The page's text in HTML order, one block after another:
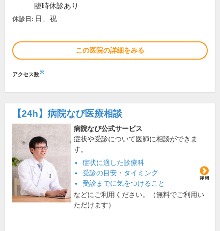
臨時休診あり
休診日: 日、祝
この医院の詳細をみる
アクセス数※
【24h】 病院なび医療相談
病院なび公式サービス
症状や受診について医師に相談ができま
す。
症状に適した診療科
受診の目安・タイミング
受診までに気をつけること
などにご利用ください。（無料でご利用い
ただけます）